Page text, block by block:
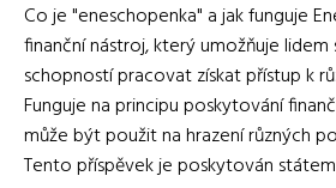
Co je "eneschopenka" a jak funguje
finanční nástroj, který umožňuje
schopností pracovat získat přístup k
Funguje na principu poskytování
může být použit na hrazení různých
Tento příspěvek je poskytován